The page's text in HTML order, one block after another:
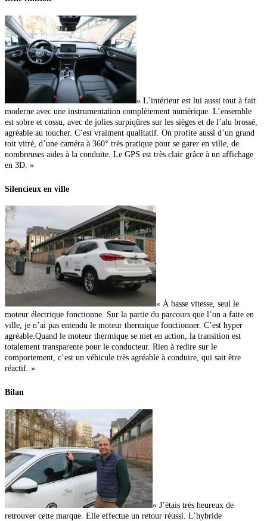
« L’intérieur est lui aussi tout à fait
moderne avec une instrumentation complètement numérique. L’ensemble
est sobre et cossu, avec de jolies surpiqûres sur les sièges et de l’alu brossé,
agréable au toucher. C’est vraiment qualitatif. On profite aussi d’un grand
toit vitré, d’une caméra à 360° très pratique pour se garer en ville, de
nombreuses aides à la conduite. Le GPS est très clair grâce à un affichage
en 3D. »
Silencieux en ville
« À basse vitesse, seul le
moteur électrique fonctionne. Sur la partie du parcours que l’on a faite en
ville, je n’ai pas entendu le moteur thermique fonctionner. C’est hyper
agréable.Quand le moteur thermique se met en action, la transition est
totalement transparente pour le conducteur. Rien à redire sur le
comportement, c’est un véhicule très agréable à conduire, qui sait être
réactif. »
Bilan
« J’étais très heureux de
retrouver cette marque. Elle effectue un retour réussi. L’hybride